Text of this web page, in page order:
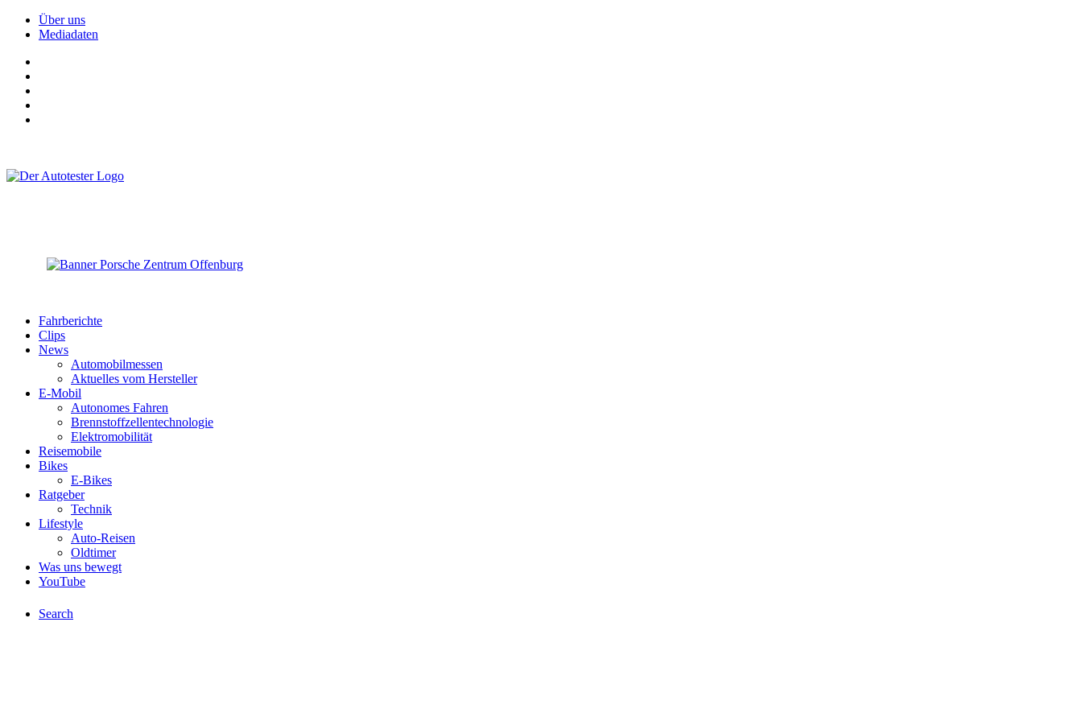
Über uns
Mediadaten
Fahrberichte
Clips
News
Automobilmessen
Aktuelles vom Hersteller
E-Mobil
Autonomes Fahren
Brennstoffzellentechnologie
Elektromobilität
Reisemobile
Bikes
E-Bikes
Ratgeber
Technik
Lifestyle
Auto-Reisen
Oldtimer
Was uns bewegt
YouTube
Search